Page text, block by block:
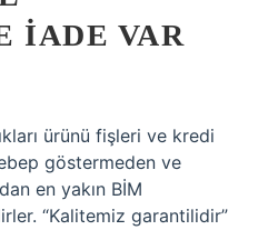
IADE VAR
ürünü fişleri ve kredi
göstermeden ve
en yakın BİM
“Kalitemiz garantilidir”